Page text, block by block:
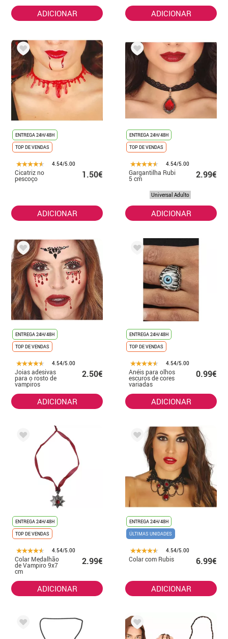
ADICIONAR ADICIONAR
ENTREGA 24H/48H
TOP DE VENDAS
4.54/5.00
Cicatriz no
pescoço 1.50€
ADICIONAR
ENTREGA 24H/48H
TOP DE VENDAS
4.54/5.00
Gargantilha Rubi
5 cm 2.99€
Universal Adulto
ADICIONAR
ENTREGA 24H/48H
TOP DE VENDAS
4.54/5.00
Joias adesivas
para o rosto de
vampiros
2.50€
ADICIONAR
ENTREGA 24H/48H
TOP DE VENDAS
4.54/5.00
Anéis para olhos
escuros de cores
variadas
0.99€
ADICIONAR
ENTREGA 24H/48H
TOP DE VENDAS
4.54/5.00
Colar Medalhão
de Vampiro 9x7
cm
2.99€
ADICIONAR
ENTREGA 24H/48H
ÚLTIMAS UNIDADES
4.54/5.00
Colar com Rubis 6.99€
ADICIONAR